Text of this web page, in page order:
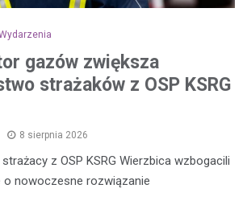
gazów zwiększa
strażaków z OSP KSRG
8 sierpnia 2026
z OSP KSRG Wierzbica wzbogacili
o nowoczesne rozwiązanie